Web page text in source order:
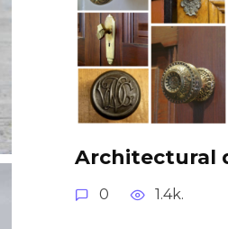
Architectural
0 1.4k.